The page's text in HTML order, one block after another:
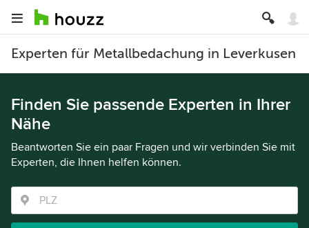
Experten für Metallbedachung in Leverkusen
Finden Sie passende Experten in Ihrer
Nähe
Beantworten Sie ein paar Fragen und wir verbinden Sie mit
Experten, die Ihnen helfen können.